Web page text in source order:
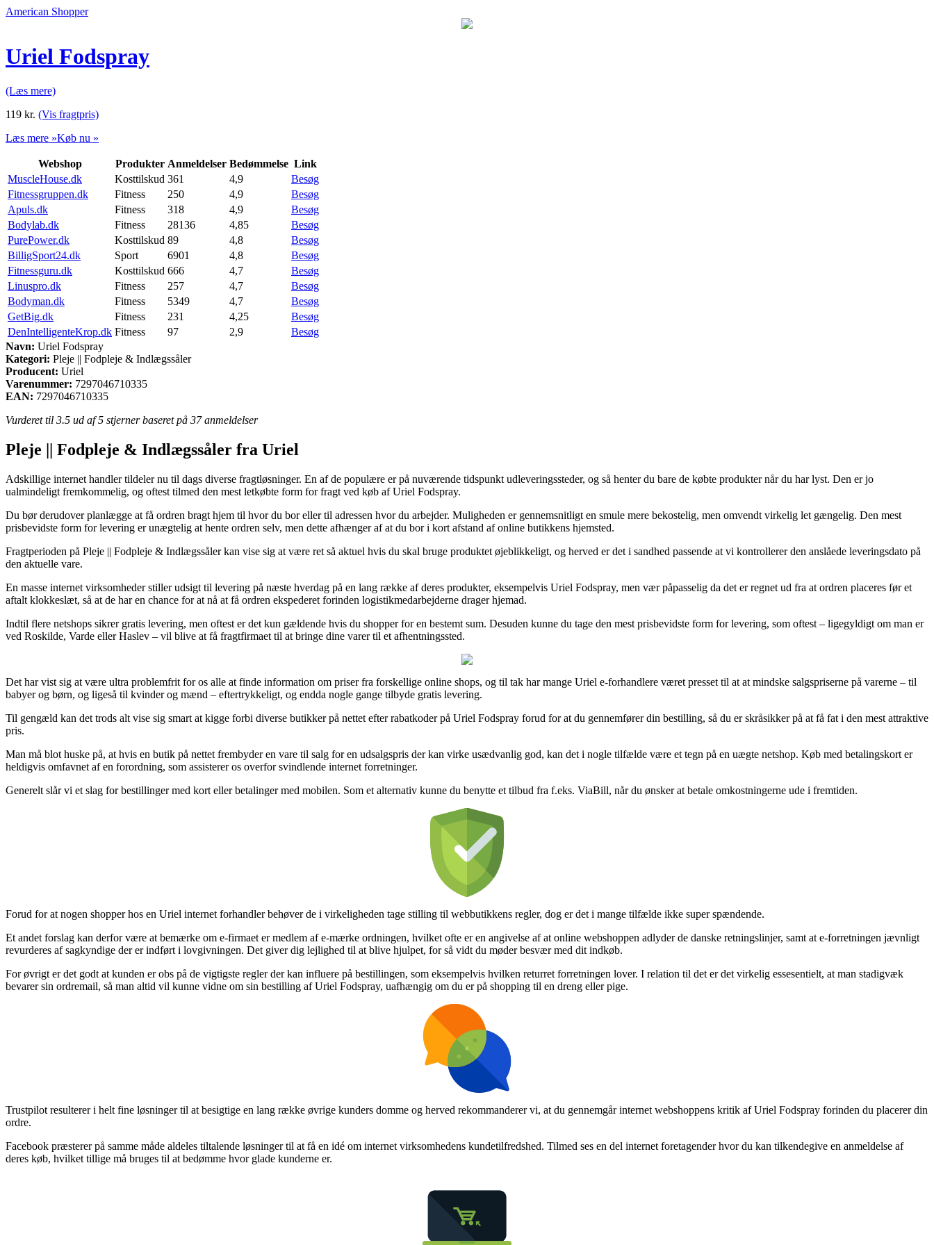
American Shopper
Uriel Fodspray
(Læs mere)
119 kr. (Vis fragtpris)
Læs mere »Køb nu »
Webshop Produkter Anmeldelser Bedømmelse Link
MuscleHouse.dk
Kosttilskud 361 4,9
Besøg
Fitnessgruppen.dk
Fitness 250 4,9
Besøg
Apuls.dk
Fitness 318 4,9
Besøg
Bodylab.dk
Fitness 28136 4,85
Besøg
PurePower.dk
Kosttilskud 89 4,8
Besøg
BilligSport24.dk
Sport 6901 4,8
Besøg
Fitnessguru.dk
Kosttilskud 666 4,7
Besøg
Linuspro.dk
Fitness 257 4,7
Besøg
Bodyman.dk
Fitness 5349 4,7
Besøg
GetBig.dk
Fitness 231 4,25
Besøg
DenIntelligenteKrop.dk Fitness 97 2,9
Besøg
Navn: Uriel Fodspray
Kategori: Pleje || Fodpleje & Indlægssåler
Producent: Uriel
Varenummer: 7297046710335
EAN: 7297046710335
Vurderet til 3.5 ud af 5 stjerner baseret på 37anmeldelser
Pleje || Fodpleje & Indlægssåler fra Uriel
Adskillige internet handler tildeler nu til dags diverse fragtløsninger. En af de populære er på nuværende tidspunkt udleveringssteder, og så henter du bare de købte produkter når du har lyst. Den er jo
ualmindeligt fremkommelig, og oftest tilmed den mest letkøbte form for fragt ved køb af Uriel Fodspray.
Du bør derudover planlægge at få ordren bragt hjem til hvor du bor eller til adressen hvor du arbejder. Muligheden er gennemsnitligt en smule mere bekostelig, men omvendt virkelig let gængelig. Den mest
prisbevidste form for levering er unægtelig at hente ordren selv, men dette afhænger af at du bor i kort afstand af online butikkens hjemsted.
Fragtperioden på Pleje || Fodpleje & Indlægssåler kan vise sig at være ret så aktuel hvis du skal bruge produktet øjeblikkeligt, og herved er det i sandhed passende at vi kontrollerer den anslåede leveringsdato på
den aktuelle vare.
En masse internet virksomheder stiller udsigt til levering på næste hverdag på en lang række af deres produkter, eksempelvis Uriel Fodspray, men vær påpasselig da det er regnet ud fra at ordren placeres før et
aftalt klokkeslæt, så at de har en chance for at nå at få ordren ekspederet forinden logistikmedarbejderne drager hjemad.
Indtil flere netshops sikrer gratis levering, men oftest er det kun gældende hvis du shopper for en bestemt sum. Desuden kunne du tage den mest prisbevidste form for levering, som oftest – ligegyldigt om man er
ved Roskilde, Varde eller Haslev – vil blive at få fragtfirmaet til at bringe dine varer til et afhentningssted.
Det har vist sig at være ultra problemfrit for os alle at finde information om priser fra forskellige online shops, og til tak har mange Uriel e-forhandlere været presset til at at mindske salgspriserne på varerne – til
babyer og børn, og ligeså til kvinder og mænd – eftertrykkeligt, og endda nogle gange tilbyde gratis levering.
Til gengæld kan det trods alt vise sig smart at kigge forbi diverse butikker på nettet efter rabatkoder på Uriel Fodspray forud for at du gennemfører din bestilling, så du er skråsikker på at få fat i den mest attraktive
pris.
Man må blot huske på, at hvis en butik på nettet frembyder en vare til salg for en udsalgspris der kan virke usædvanlig god, kan det i nogle tilfælde være et tegn på en uægte netshop. Køb med betalingskort er
heldigvis omfavnet af en forordning, som assisterer os overfor svindlende internet forretninger.
Generelt slår vi et slag for bestillinger med kort eller betalinger med mobilen. Som et alternativ kunne du benytte et tilbud fra f.eks. ViaBill, når du ønsker at betale omkostningerne ude i fremtiden.
Forud for at nogen shopper hos en Uriel internet forhandler behøver de i virkeligheden tage stilling til webbutikkens regler, dog er det i mange tilfælde ikke super spændende.
Et andet forslag kan derfor være at bemærke om e-firmaet er medlem af e-mærke ordningen, hvilket ofte er en angivelse af at online webshoppen adlyder de danske retningslinjer, samt at e-forretningen jævnligt
revurderes af sagkyndige der er indført i lovgivningen. Det giver dig lejlighed til at blive hjulpet, for så vidt du møder besvær med dit indkøb.
For øvrigt er det godt at kunden er obs på de vigtigste regler der kan influere på bestillingen, som eksempelvis hvilken returret forretningen lover. I relation til det er det virkelig essesentielt, at man stadigvæk
bevarer sin ordremail, så man altid vil kunne vidne om sin bestilling af Uriel Fodspray, uafhængig om du er på shopping til en dreng eller pige.
Trustpilot resulterer i helt fine løsninger til at besigtige en lang række øvrige kunders domme og herved rekommanderer vi, at du gennemgår internet webshoppens kritik af Uriel Fodspray forinden du placerer din
ordre.
Facebook præsterer på samme måde aldeles tiltalende løsninger til at få en idé om internet virksomhedens kundetilfredshed. Tilmed ses en del internet foretagender hvor du kan tilkendegive en anmeldelse af
deres køb, hvilket tillige må bruges til at bedømme hvor glade kunderne er.